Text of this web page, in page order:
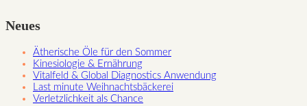
Neues
Ätherische Öle für den Sommer
Kinesiologie & Ernährung
Vitalfeld & Global Diagnostics Anwendung
Last minute Weihnachtsbäckerei
Verletzlichkeit als Chance